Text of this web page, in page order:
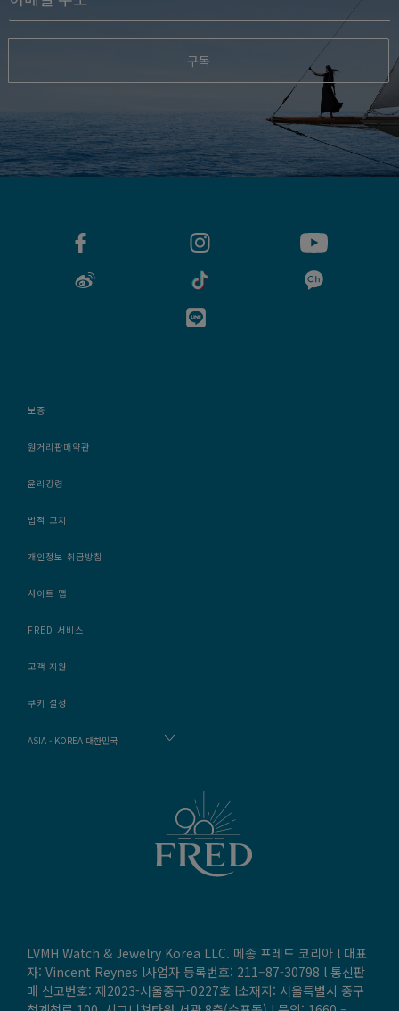
구독
보증
원거리판매약관
윤리강령
법적 고지
개인정보 취급방침
사이트 맵
FRED 서비스
고객 지원
쿠키 설정
ASIA - KOREA 대한민국
LVMH Watch & Jewelry Korea LLC. 메종 프레드 코리아 l 대표
자: Vincent Reynes l사업자 등록번호: 211–87-30798 l 통신판
매 신고번호: 제2023-서울중구-0227호 l소재지: 서울특별시 중구